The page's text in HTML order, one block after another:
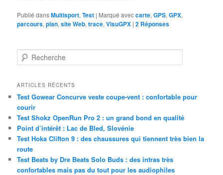
Publié dansMultisport,Test | Marqué aveccarte,GPS,GPX,
parcours,plan,site Web,trace,VisuGPX |2 Réponses
e
h
r
c
h
e
ARTICLES RÉCENTS
Test Gowear Concurve veste coupe-vent : confortable pour
courir
Test Shokz OpenRun Pro 2 : un grand bond en qualité
Point d’intérêt : Lac de Bled, Slovénie
Test Hoka Clifton 9 : des chaussures qui tiennent très bien la
route
Test Beats by Dre Beats Solo Buds : des intras très
confortables mais pas du tout pour les audiophiles